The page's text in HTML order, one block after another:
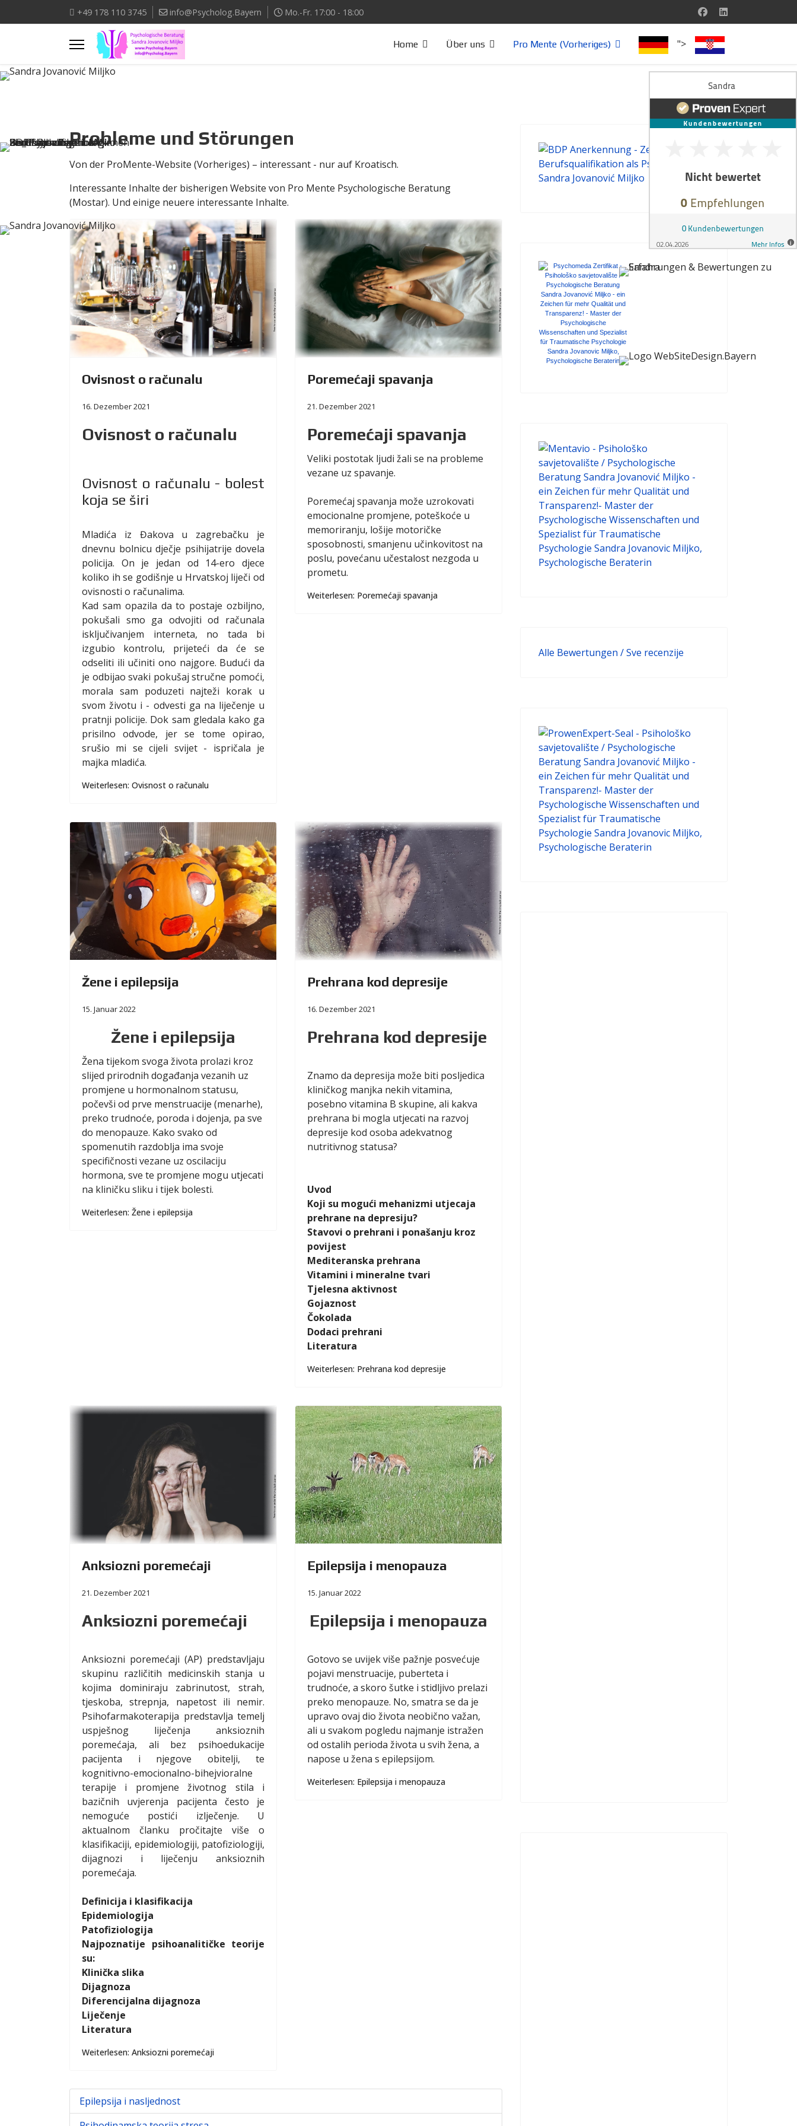
+49 178 110 3745 info@Psycholog.Bayern Mo.-Fr. 17:00 - 18:00
Home Über uns Pro Mente (Vorheriges) ">
Probleme und Störungen
Von der ProMente-Website (Vorheriges) – interessant - nur auf Kroatisch.
Interessante Inhalte der bisherigen Website von Pro Mente Psychologische Beratung
(Mostar). Und einige neuere interessante Inhalte.
Ovisnost o računalu
16. Dezember 2021
Ovisnost o računalu
Ovisnost o računalu - bolest
koja se širi
Mladića iz Đakova u zagrebačku je
dnevnu bolnicu dječje psihijatrije dovela
policija. On je jedan od 14-ero djece
koliko ih se godišnje u Hrvatskoj liječi od
ovisnosti o računalima.
Kad sam opazila da to postaje ozbiljno,
pokušali smo ga odvojiti od računala
isključivanjem interneta, no tada bi
izgubio kontrolu, prijeteći da će se
odseliti ili učiniti ono najgore. Budući da
je odbijao svaki pokušaj stručne pomoći,
morala sam poduzeti najteži korak u
svom životu i - odvesti ga na liječenje u
pratnji policije. Dok sam gledala kako ga
prisilno odvode, jer se tome opirao,
srušio mi se cijeli svijet - ispričala je
majka mladića.
Weiterlesen: Ovisnost o računalu
Poremećaji spavanja
21. Dezember 2021
Poremećaji spavanja
Veliki postotak ljudi žali se na probleme
vezane uz spavanje.
Poremećaj spavanja može uzrokovati
emocionalne promjene, poteškoće u
memoriranju, lošije motoričke
sposobnosti, smanjenu učinkovitost na
poslu, povećanu učestalost nezgoda u
prometu.
Weiterlesen: Poremećaji spavanja
Žene i epilepsija
15. Januar 2022
Žene i epilepsija
Žena tijekom svoga života prolazi kroz
slijed prirodnih događanja vezanih uz
promjene u hormonalnom statusu,
počevši od prve menstruacije (menarhe),
preko trudnoće, poroda i dojenja, pa sve
do menopauze. Kako svako od
spomenutih razdoblja ima svoje
specifičnosti vezane uz oscilaciju
hormona, sve te promjene mogu utjecati
na kliničku sliku i tijek bolesti.
Weiterlesen: Žene i epilepsija
Prehrana kod depresije
16. Dezember 2021
Prehrana kod depresije
Znamo da depresija može biti posljedica
kliničkog manjka nekih vitamina,
posebno vitamina B skupine, ali kakva
prehrana bi mogla utjecati na razvoj
depresije kod osoba adekvatnog
nutritivnog statusa?
Uvod
Koji su mogući mehanizmi utjecaja
prehrane na depresiju?
Stavovi o prehrani i ponašanju kroz
povijest
Mediteranska prehrana
Vitamini i mineralne tvari
Tjelesna aktivnost
Gojaznost
Čokolada
Dodaci prehrani
Literatura
Weiterlesen: Prehrana kod depresije
Anksiozni poremećaji
21. Dezember 2021
Anksiozni poremećaji
Anksiozni poremećaji (AP) predstavljaju
skupinu različitih medicinskih stanja u
kojima dominiraju zabrinutost, strah,
tjeskoba, strepnja, napetost ili nemir.
Psihofarmakoterapija predstavlja temelj
uspješnog liječenja anksioznih
poremećaja, ali bez psihoedukacije
pacijenta i njegove obitelji, te
kognitivno-emocionalno-bihejvioralne
terapije i promjene životnog stila i
bazičnih uvjerenja pacijenta često je
nemoguće postići izlječenje. U
aktualnom članku pročitajte više o
klasifikaciji, epidemiologiji, patofiziologiji,
dijagnozi i liječenju anksioznih
poremećaja.
Definicija i klasifikacija
Epidemiologija
Patofiziologija
Najpoznatije psihoanalitičke teorije
su:
Klinička slika
Dijagnoza
Diferencijalna dijagnoza
Liječenje
Literatura
Weiterlesen: Anksiozni poremećaji
Epilepsija i menopauza
15. Januar 2022
Epilepsija i menopauza
Gotovo se uvijek više pažnje posvećuje
pojavi menstruacije, puberteta i
trudnoće, a skoro šutke i stidljivo prelazi
preko menopauze. No, smatra se da je
upravo ovaj dio života neobično važan,
ali u svakom pogledu najmanje istražen
od ostalih perioda života u svih žena, a
napose u žena s epilepsijom.
Weiterlesen: Epilepsija i menopauza
Epilepsija i nasljednost
Alle Bewertungen / Sve recenzije